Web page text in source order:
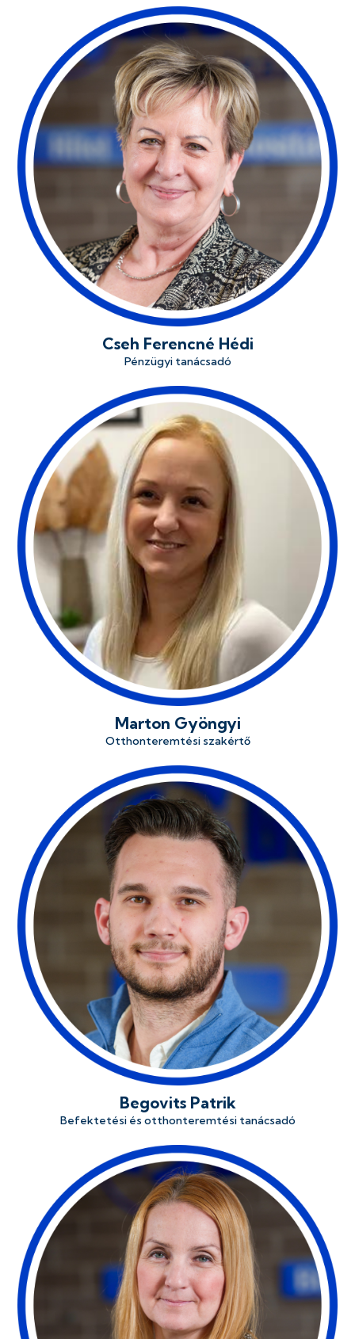
Cseh Ferencné Hédi
Pénzügyi tanácsadó
Marton Gyöngyi
Otthonteremtési szakértő
Begovits Patrik
Befektetési és otthonteremtési tanácsadó